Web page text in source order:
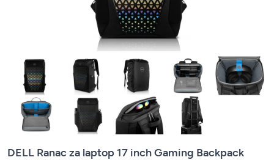
DELL Ranac za laptop 17 inch Gaming Backpack